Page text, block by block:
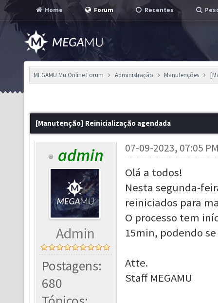
Home Forum Recentes
MEGAMU Mu Online Forum Administração Manutenções
[Manutenção] Reinicialização agendada
admin
Admin
Postagens:
680
07-09-2023, 07:05
Olá a todos!
Nesta segunda-
reiniciados para
O processo tem
15min, podendo
Atte.
Staff MEGAMU